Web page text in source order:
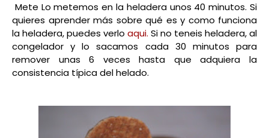
Mete Lo metemos en la heladera unos 40 minutos. Si
quieres aprender más sobre qué es y como funciona
la heladera, puedes verlo aqui. Si no teneis heladera, al
congelador y lo sacamos cada 30 minutos para
remover unas 6 veces hasta que adquiera la
consistencia típica del helado.